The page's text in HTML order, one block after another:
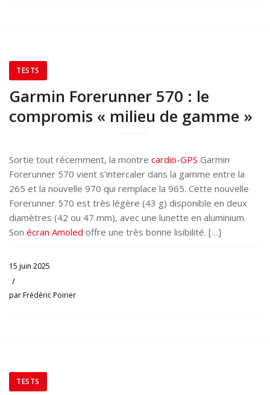
TESTS
Garmin Forerunner 570 : le
compromis « milieu de gamme »
Sortie tout récemment, la montre cardio-GPS Garmin
Forerunner 570 vient s’intercaler dans la gamme entre la
265 et la nouvelle 970 qui remplace la 965. Cette nouvelle
Forerunner 570 est très légère (43 g) disponible en deux
diamètres (42 ou 47 mm), avec une lunette en aluminium.
Son écran Amoled offre une très bonne lisibilité. […]
15 juin 2025
/
parFrédéric Poirier
TESTS